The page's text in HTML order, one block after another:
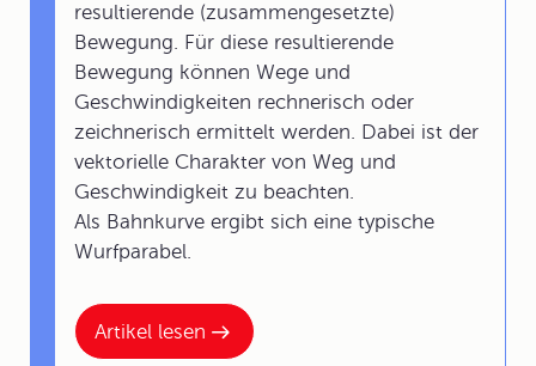
Artikel lesen
resultierende (zusammengesetzte)
Bewegung. Für diese resultierende
Bewegung können Wege und
Geschwindigkeiten rechnerisch oder
zeichnerisch ermittelt werden. Dabei ist der
vektorielle Charakter von Weg und
Geschwindigkeit zu beachten.
Als Bahnkurve ergibt sich eine typische
Wurfparabel.